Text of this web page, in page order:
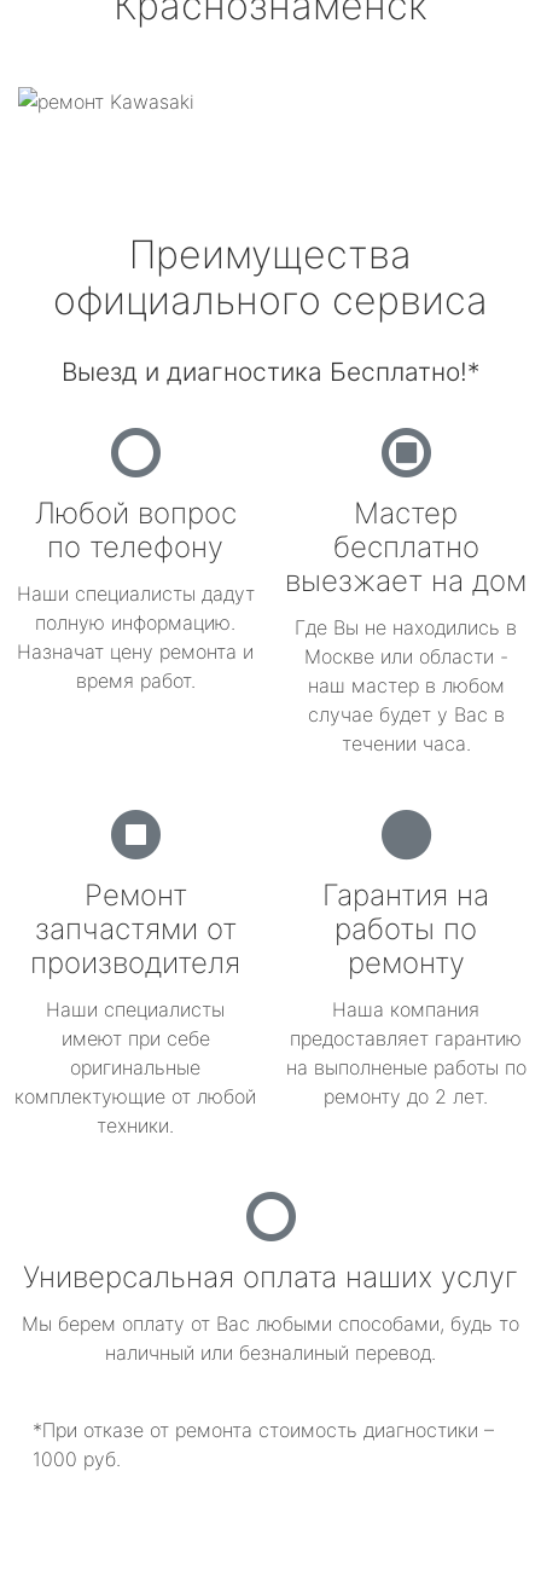
Преимущества
официального сервиса
Выезд и диагностика Бесплатно!*
Любой вопрос
по телефону
Наши специалисты дадут
полную информацию.
Назначат цену ремонта и
время работ.
Мастер
бесплатно
выезжает на дом
Где Вы не находились в
Москве или области -
наш мастер в любом
случае будет у Вас в
течении часа.
Ремонт
запчастями от
производителя
Наши специалисты
имеют при себе
оригинальные
комплектующие от любой
техники.
Гарантия на
работы по
ремонту
Наша компания
предоставляет гарантию
на выполненые работы по
ремонту до 2 лет.
Универсальная оплата наших услуг
Мы берем оплату от Вас любыми способами, будь то
наличный или безналиный перевод.
*При отказе от ремонта стоимость диагностики –
1000 руб.